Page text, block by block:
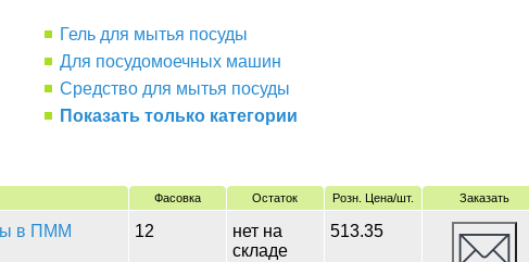
Гель для мытья посуды
Для посудомоечных машин
Средство для мытья посуды
Показать только категории
Фасовка Остаток Розн. Цена/шт. Заказать
в ПММ
12
нет на
складе
513.35